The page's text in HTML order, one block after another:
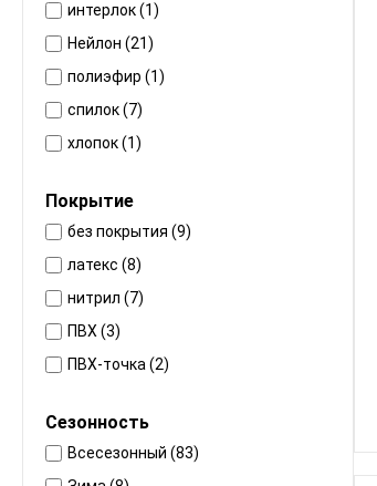
интерлок (1)
Нейлон (21)
полиэфир (1)
спилок (7)
хлопок (1)
Покрытие
без покрытия (9)
латекс (8)
нитрил (7)
ПВХ (3)
ПВХ-точка (2)
Сезонность
Всесезонный (83)